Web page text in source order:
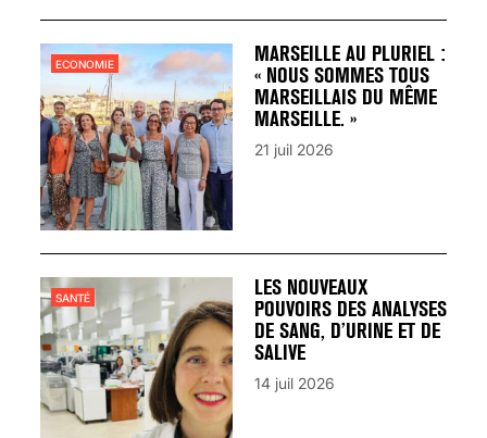
MARSEILLE AU PLURIEL :
« NOUS SOMMES TOUS
MARSEILLAIS DU MÊME
MARSEILLE. »
ECONOMIE
21 juil 2026
LES NOUVEAUX
POUVOIRS DES ANALYSES
DE SANG, D’URINE ET DE
SALIVE
SANTÉ
14 juil 2026